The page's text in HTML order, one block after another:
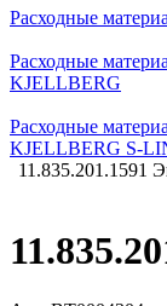
Расходные
Расходные
KJELLBERG
Расходные
KJELLBERG S-
11.835.201.1591